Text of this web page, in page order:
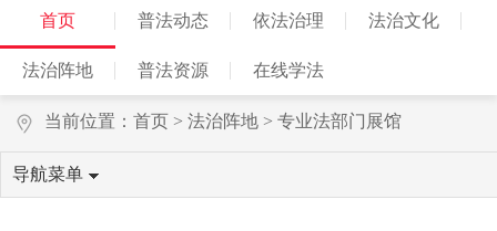
首页 普法动态 依法治理 法治文化
法治阵地 普法资源 在线学法
当前位置： 首页 > 法治阵地 > 专业法部门展馆
导航菜单